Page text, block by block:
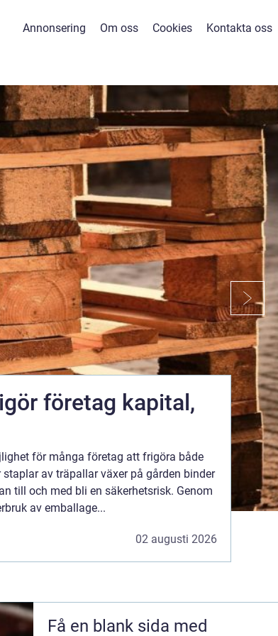
Annonsering Om oss Cookies Kontakta oss
företag kapital,
för många företag att frigöra både
av träpallar växer på gården binder
till och med bli en säkerhetsrisk. Genom
av emballage...
02 augusti 2026
Få en blank sida med